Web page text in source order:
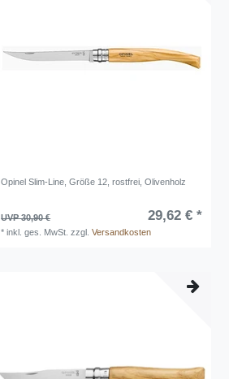
Opinel Slim-Line, Größe 12, rostfrei, Olivenholz
UVP 30,90 € 29,62 € *
*inkl. ges. MwSt. zzgl.Versandkosten